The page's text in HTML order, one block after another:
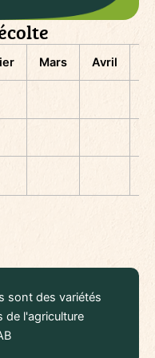
Mars Avril
sont des variétés
de l'agriculture